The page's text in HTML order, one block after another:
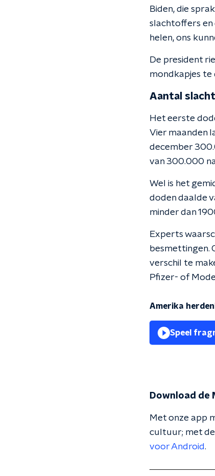
Biden, die
slachtoffers en
helen, ons
De president
mondkapjes te
Aantal
Het eerste
Vier maanden
december
van 300.000
Wel is het
doden daalde
minder dan
Experts
besmettingen.
verschil te
Pfizer- of
Amerika
Speel
Download de
Met onze app
cultuur; met de
voor Android.